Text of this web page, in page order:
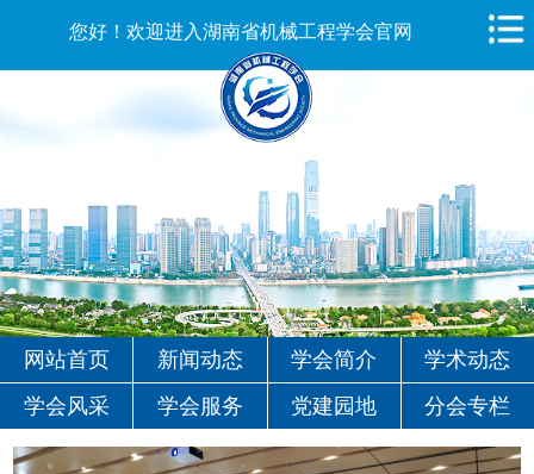
您好！欢迎进入湖南省机械工程学会官网
网站首页 新闻动态 学会简介
学术动态
学会风采
学会服务 党建园地 分会专栏